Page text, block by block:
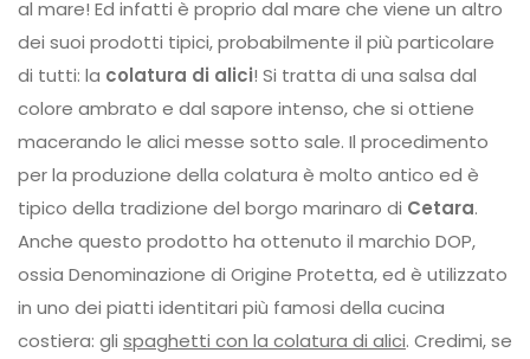
al mare! Ed infatti è proprio dal mare che viene un altro
dei suoi prodotti tipici, probabilmente il più particolare
di tutti: la colatura di alici! Si tratta di una salsa dal
colore ambrato e dal sapore intenso, che si ottiene
macerando le alici messe sotto sale. Il procedimento
per la produzione della colatura è molto antico ed è
tipico della tradizione del borgo marinaro di Cetara.
Anche questo prodotto ha ottenuto il marchio DOP,
ossia Denominazione di Origine Protetta, ed è utilizzato
in uno dei piatti identitari più famosi della cucina
costiera: gli spaghetti con la colatura di alici. Credimi, se